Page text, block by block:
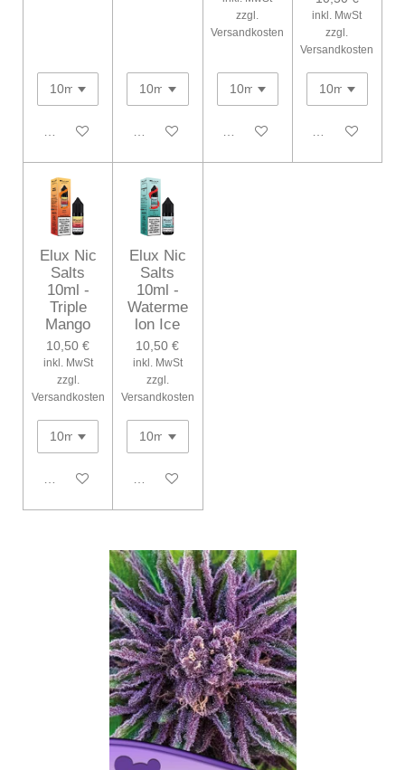
In den WarenkorbIn den Warenkorb
zzgl.
Versandkosten
In den Warenkorb
inkl. MwSt
zzgl.
Versandkosten
In den
Elux Nic
Salts
10ml -
Triple
Mango
10,50 €
inkl. MwSt
zzgl.
Versandkosten
In den Warenkorb
Elux Nic
Salts
10ml -
Waterme
lon Ice
10,50 €
inkl. MwSt
zzgl.
Versandkosten
In den Warenkorb